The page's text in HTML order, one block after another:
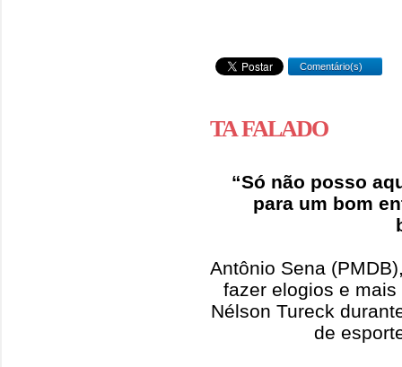
Comentário(s)
TA FALADO
“Só não posso
para um bom
Antônio Sena
fazer elogios e
Nélson Tureck
de